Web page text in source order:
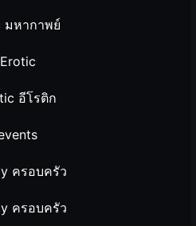
มหากาพย์
Erotic
อีโรติก
ครอบครัว
ครอบครัว